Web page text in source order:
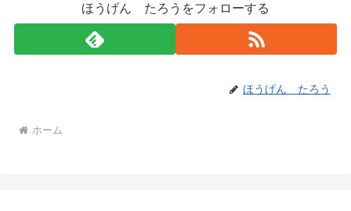
ほうげん たろうをフォローする
ほうげん たろう
ホーム